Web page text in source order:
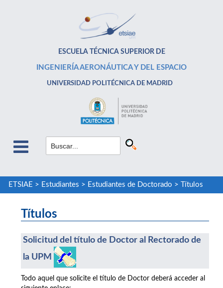
ESCUELA TÉCNICA SUPERIOR DE
INGENIERÍA AERONÁUTICA Y DEL ESPACIO
UNIVERSIDAD POLITÉCNICA DE MADRID
ETSIAE > Estudiantes > Estudiantes de Doctorado > Títulos
Títulos
Solicitud del título de Doctor al Rectorado de
la UPM
Todo aquel que solicite el título de Doctor deberá acceder al